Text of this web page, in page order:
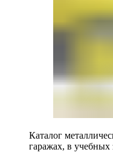
Каталог
гаражах, в учебных